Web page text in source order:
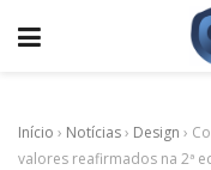
Início › Notícias› Design ›
valores reafirmados na 2ª